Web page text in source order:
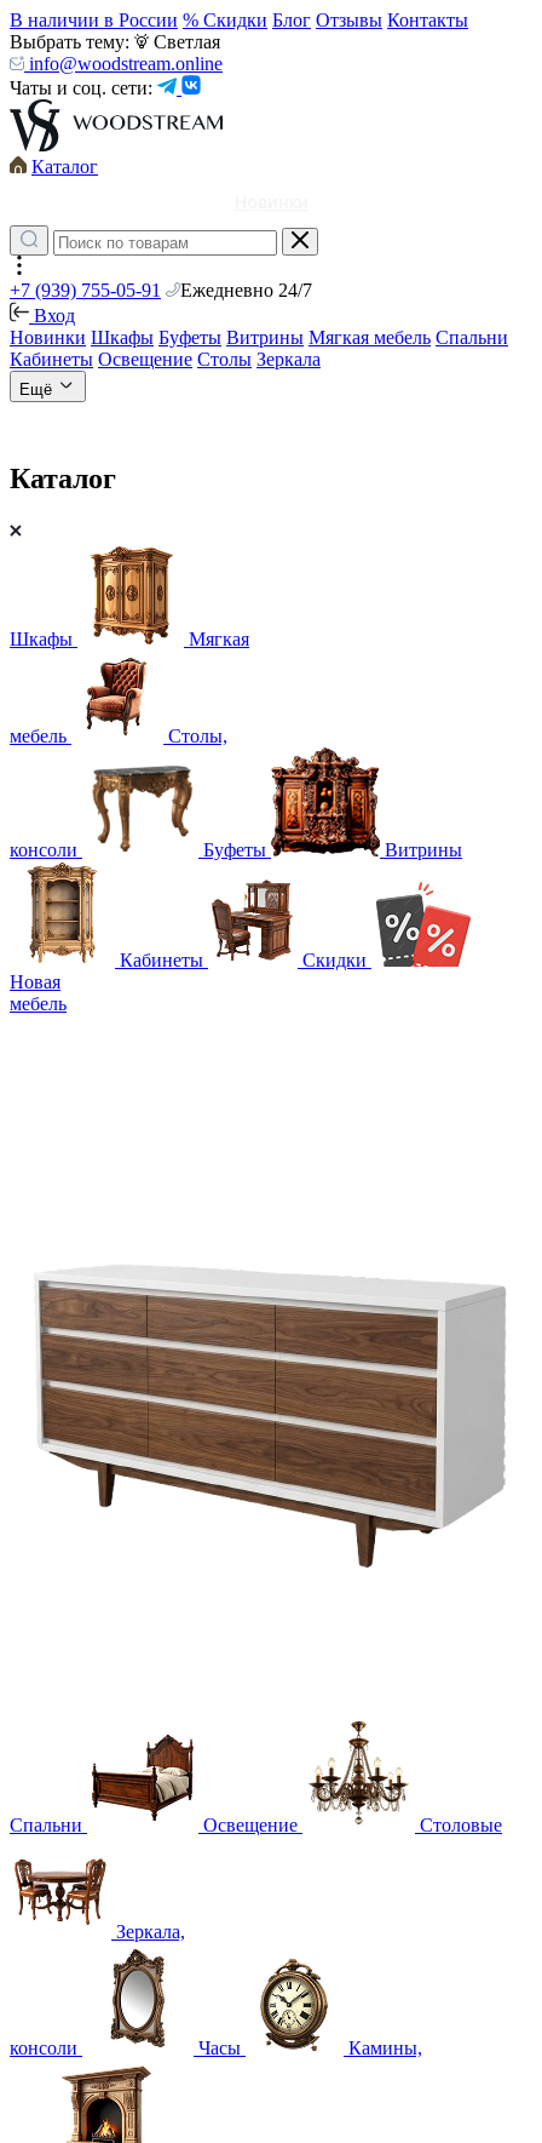
В наличии в России % Скидки Блог Отзывы Контакты
Выбрать тему:
Светлая
info@woodstream.online
Чаты и соц. сети:
Каталог
+7 (939) 755-05-91
Ежедневно 24/7
Вход
Новинки Шкафы Буфеты Витрины Мягкая мебель Спальни
Кабинеты Освещение Столы Зеркала
Ещё
Каталог
Шкафы Мягкая
мебель Столы,
консоли Буфеты Витрины
Кабинеты
Скидки
Новая
мебель
Спальни Освещение Столовые
Зеркала,
консоли Часы Камины,